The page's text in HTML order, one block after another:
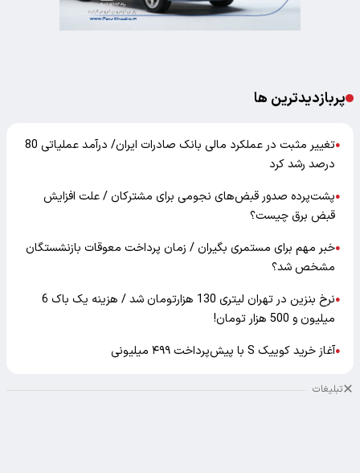
پربازدیدترین ها
●
تغییر مثبت در عملکرد مالی بانک صادرات ایران/ درآمد عملیاتی 80
درصد رشد کرد
●پشت‌پرده صدور قبض‌های نجومی برای مشترکان / علت افزایش
قبض برق چیست؟
●خبر مهم برای مستمری بگیران / زمان پرداخت معوقات بازنشستگان
مشخص شد؟
●
نرخ بنزین در تهران لیتری 130 هزارتومان شد / هزینه یک باک 6
میلیون و 500 هزار تومان!
●آغاز خرید کوییک S با پیش‌پرداخت ۴۹۹ میلیونی
تبلیغات